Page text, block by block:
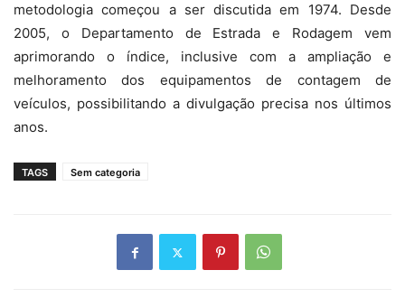
metodologia começou a ser discutida em 1974. Desde
2005, o Departamento de Estrada e Rodagem vem
aprimorando o índice, inclusive com a ampliação e
melhoramento dos equipamentos de contagem de
veículos, possibilitando a divulgação precisa nos últimos
anos.
TAGS Sem categoria